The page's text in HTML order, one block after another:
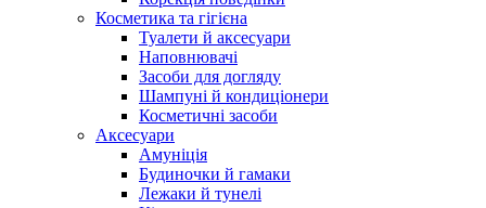
Косметика та гігієна
Туалети й аксесуари
Наповнювачі
Засоби для догляду
Шампуні й кондиціонери
Косметичні засоби
Аксесуари
Амуніція
Будиночки й гамаки
Лежаки й тунелі